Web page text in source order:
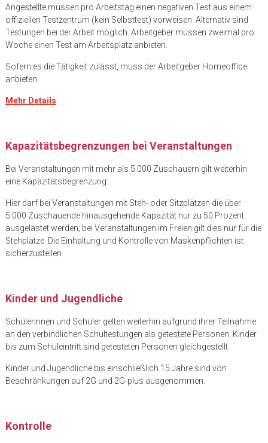
Angestellte müssen pro Arbeitstag einen negativen Test aus einem
offiziellen Testzentrum (kein Selbsttest) vorweisen. Alternativ sind
Testungen bei der Arbeit möglich. Arbeitgeber müssen zweimal pro
Woche einen Test am Arbeitsplatz anbieten.
Sofern es die Tätigkeit zulässt, muss der Arbeitgeber Homeoffice
anbieten.
Mehr Details
Kapazitätsbegrenzungen bei Veranstaltungen
Bei Veranstaltungen mit mehr als 5.000 Zuschauern gilt weiterhin
eine Kapazitätsbegrenzung:
Hier darf bei Veranstaltungen mit Steh- oder Sitzplätzen die über
5.000 Zuschauende hinausgehende Kapazität nur zu 50 Prozent
ausgelastet werden; bei Veranstaltungen im Freien gilt dies nur für die
Stehplätze. Die Einhaltung und Kontrolle von Maskenpflichten ist
sicherzustellen.
Kinder und Jugendliche
Schülerinnen und Schüler gelten weiterhin aufgrund ihrer Teilnahme
an den verbindlichen Schultestungen als getestete Personen. Kinder
bis zum Schuleintritt sind getesteten Personen gleichgestellt.
Kinder und Jugendliche bis einschließlich 15 Jahre sind von
Beschränkungen auf 2G und 2G-plus ausgenommen.
Kontrolle